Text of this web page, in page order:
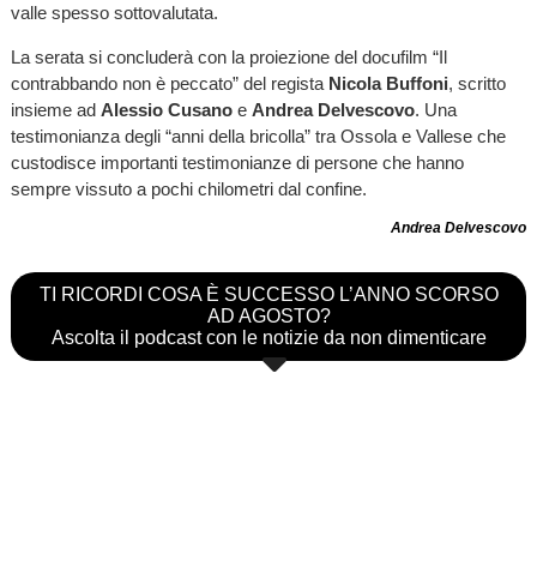
valle spesso sottovalutata.
La serata si concluderà con la proiezione del docufilm “Il
contrabbando non è peccato” del regista Nicola Buffoni, scritto
insieme ad Alessio Cusanoe Andrea Delvescovo. Una
testimonianza degli “anni della bricolla” tra Ossola e Vallese che
custodisce importanti testimonianze di persone che hanno
sempre vissuto a pochi chilometri dal confine.
Andrea Delvescovo
TI RICORDI COSA È SUCCESSO L’ANNO SCORSO
AD AGOSTO?
Ascolta il podcast con le notizie da non dimenticare